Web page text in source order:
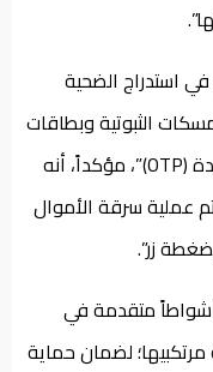
استدراج الضحية
الثبوتية وبطاقات
الائتمان، وصولاً إلى رمز المرور لمرة واحدة (OTP)”، مؤكداً، أنه
عملية سرقة الأموال
زر”.
أشواطاً متقدمة في
مرتكبيها؛ لضمان حماية